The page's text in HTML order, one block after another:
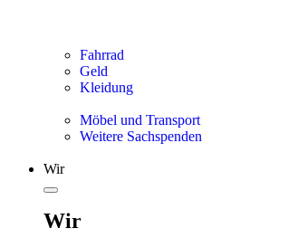
Fahrrad
Geld
Kleidung
Möbel und Transport
Weitere Sachspenden
Wir
Wir